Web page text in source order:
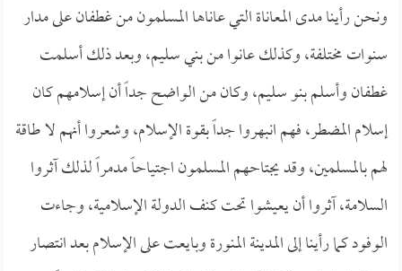
ونحن رأينا مدى المعاناة التي عاناها المسلمون من غطفان على مدار
سنوات مختلفة، وكذلك عانوا من بني سليم، وبعد ذلك أسلمت
غطفان وأسلم بنو سليم، وكان من الواضح جداً أن إسلامهم كان
إسلام المضطر، فهم انبهروا جداً بقوة الإسلام، وشعروا أنهم لا طاقة
لهم بالمسلمين، وقد يجتاحهم المسلمون اجتياحاً مدمراً لذلك آثروا
السلامة، آثروا أن يعيشوا تحت كنف الدولة الإسلامية، وجاءت
الوفود كما رأينا إلى المدينة المنورة وبايعت على الإسلام بعد انتصار